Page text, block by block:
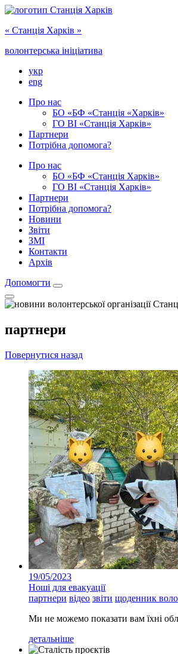
« Cтанція Харків »
волонтерська ініціатива
укр
eng
Про нас
БО «БФ «Станція «Харків»
ГО ‎ВІ «‎Станція Харків»
Партнери
Потрібна допомога?
Про нас
БО ‎«БФ «Станція Харків»
ГО ВІ «Станція Харків»
Партнери
Потрібна допомога?
Новини
Звіти
ЗМІ
Контакти
Архів
Допомогти
партнери
Повернутися назад
19/05/2023
Ноші для евакуації
партнери відео звіти щоденник
Ми не можемо показати вам їхні
детальніше